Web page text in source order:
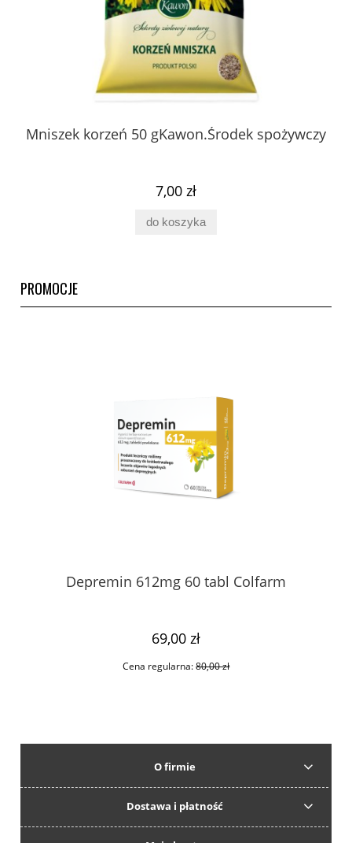
Mniszek korzeń 50 gKawon.Środek spożywczy
7,00 zł
do koszyka
PROMOCJE
Depremin 612mg 60 tabl Colfarm
69,00 zł
Cena regularna:80,00 zł
O firmie
Dostawa i płatność